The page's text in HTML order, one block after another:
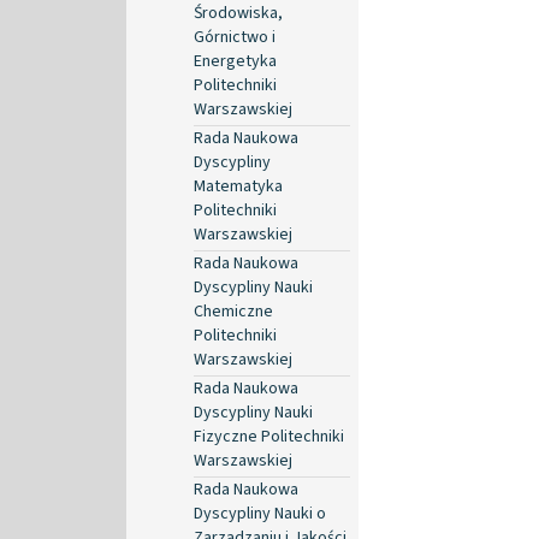
Środowiska,
Górnictwo i
Energetyka
Politechniki
Warszawskiej
Rada Naukowa
Dyscypliny
Matematyka
Politechniki
Warszawskiej
Rada Naukowa
Dyscypliny Nauki
Chemiczne
Politechniki
Warszawskiej
Rada Naukowa
Dyscypliny Nauki
Fizyczne Politechniki
Warszawskiej
Rada Naukowa
Dyscypliny Nauki o